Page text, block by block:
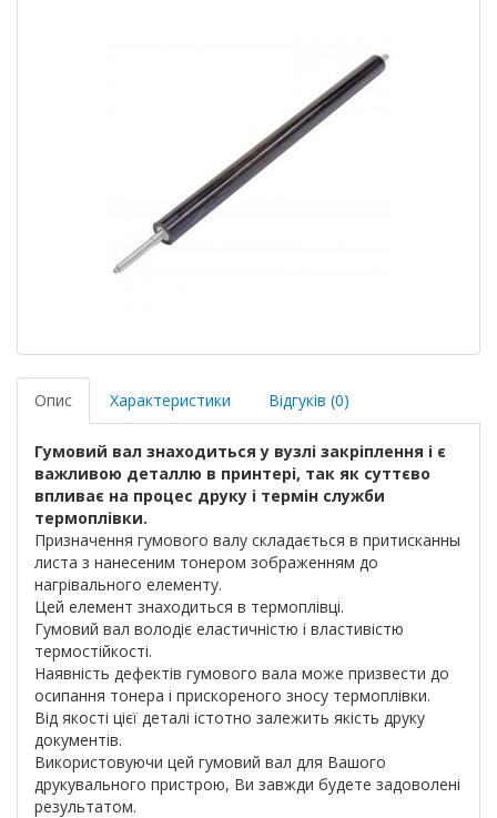
Опис Характеристики Відгуків (0)
Гумовий вал знаходиться у вузлі закріплення і є
важливою деталлю в принтері, так як суттєво
впливає на процес друку і термін служби
термоплівки.
Призначення гумового валу складається в притисканны
листа з нанесеним тонером зображенням до
нагрівального елементу.
Цей елемент знаходиться в термоплівці.
Гумовий вал володіє еластичністю і властивістю
термостійкості.
Наявність дефектів гумового вала може призвести до
осипання тонера і прискореного зносу термоплівки.
Від якості цієї деталі істотно залежить якість друку
документів.
Використовуючи цей гумовий вал для Вашого
друкувального пристрою, Ви завжди будете задоволені
результатом.